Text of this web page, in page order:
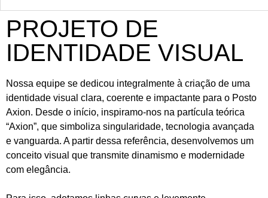
PROJETO DE
IDENTIDADE VISUAL
Nossa equipe se dedicou integralmente à criação de uma
identidade visual clara, coerente e impactante para o Posto
Axion. Desde o início, inspiramo-nos na partícula teórica
“Axion”, que simboliza singularidade, tecnologia avançada
e vanguarda. A partir dessa referência, desenvolvemos um
conceito visual que transmite dinamismo e modernidade
com elegância.